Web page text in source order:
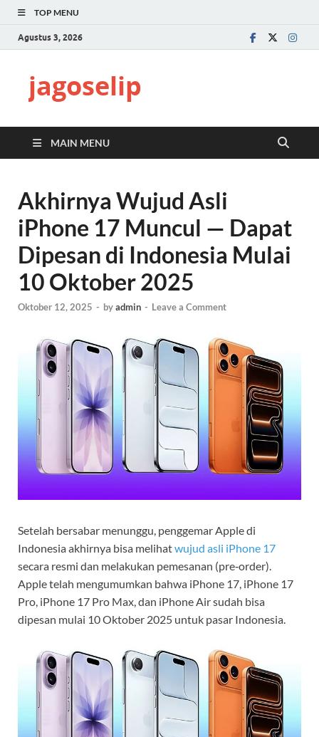
TOP MENU
Agustus 3, 2026
jagoselip
MAIN MENU
Akhirnya Wujud Asli
iPhone 17 Muncul — Dapat
Dipesan di Indonesia Mulai
10 Oktober 2025
Oktober 12, 2025 - byadmin - Leave a Comment
Setelah bersab­ar menunggu, penggemar Apple di
Indonesia akhirnya bisa melihatwujud asli iPhone 17
secara resmi dan melakukan pemesanan (pre‑order).
Apple telah mengumumkan bahwa iPhone 17, iPhone 17
Pro, iPhone 17 Pro Max, dan iPhone Air sudah bisa
dipesan mulai 10 Oktober 2025 untuk pasar Indonesia.